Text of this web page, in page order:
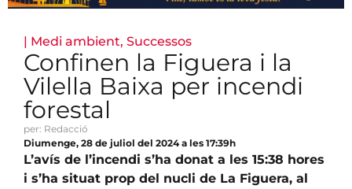
| Medi ambient, Successos
Confinen la Figuera i la
Vilella Baixa per incendi
forestal
per: Redacció
Diumenge, 28 de juliol del 2024 a les 17:39h
L’avís de l’incendi s’ha donat a les 15:38 hores
i s’ha situat prop del nucli de La Figuera, al